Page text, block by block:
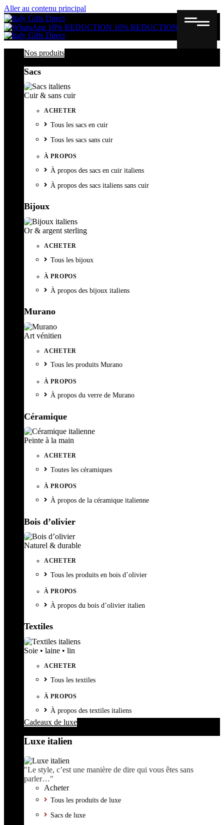
Aller au contenu principal
10% REDUCTION 10% REDUCTION
Nos produits
Sacs
Cuir & sans cuir
ACHETER
Tous les sacs en cuir
Tous les sacs sans cuir
À PROPOS
À propos des sacs en cuir italiens
À propos des sacs italiens sans cuir
Bijoux
Or & argent sterling
ACHETER
Tous les bijoux
À PROPOS
À propos des bijoux italiens
Murano
Art vénitien
ACHETER
Tous les produits Murano
À PROPOS
À propos du verre de Murano
Céramique
Peinte à la main
ACHETER
Toutes les céramiques
À PROPOS
À propos de la céramique italienne
Bois d’olivier
Naturel & durable
ACHETER
Tous les produits en bois d’olivier
À PROPOS
À propos du bois d’olivier italien
Textiles
Soie • laine • lin
ACHETER
Tous les textiles
À PROPOS
À propos des textiles italiens
Cadeaux de luxe
Luxe italien
"Le style, c’est une manière de dire qui vous êtes sans
parler…"
Acheter
Tous les produits de luxe
Sacs de luxe